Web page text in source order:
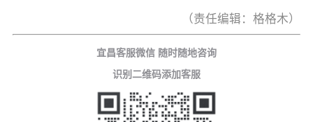
（责任编辑：格格木）
宜昌客服微信 随时随地咨询
识别二维码添加客服